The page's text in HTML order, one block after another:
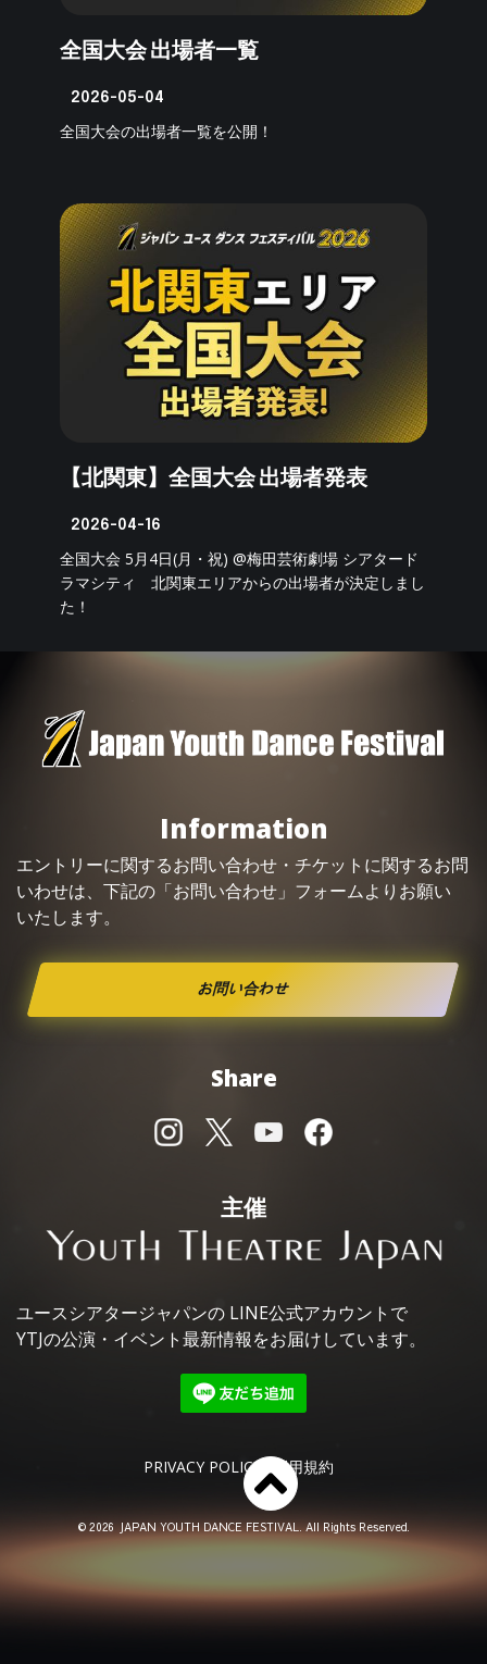
全国大会 出場者一覧
2026-05-04
全国大会の出場者一覧を公開！
【北関東】全国大会 出場者発表
2026-04-16
全国大会 5月4日(月・祝) @梅田芸術劇場 シアタード
ラマシティ 北関東エリアからの出場者が決定しまし
た！
Information
エントリーに関するお問い合わせ・ チケット に関するお問
いわせは、下記の「お問い合わせ」フォームよりお願い
いたします。
お問い合わせ
Share
主催
ユースシアタージャパンの LINE公式アカウントで
YTJの公演・イベント最新情報をお届けしています。
PRIVACY POLICY 利用規約
© 2026 JAPAN YOUTH DANCE FESTIVAL. All Rights Reserved.